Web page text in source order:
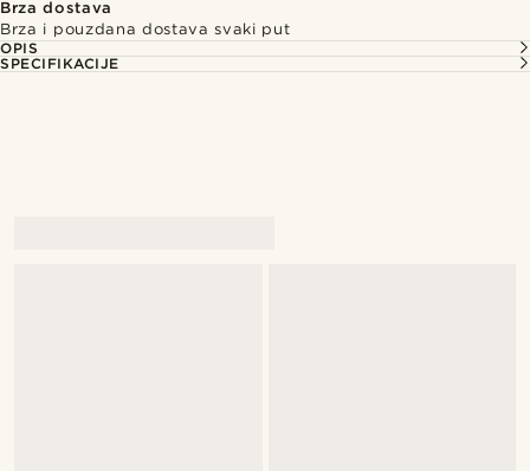
Brza dostava
Brza i pouzdana dostava svaki put
OPIS
SPECIFIKACIJE